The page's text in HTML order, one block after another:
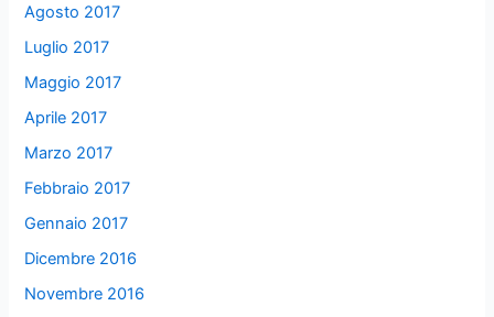
Agosto 2017
Luglio 2017
Maggio 2017
Aprile 2017
Marzo 2017
Febbraio 2017
Gennaio 2017
Dicembre 2016
Novembre 2016